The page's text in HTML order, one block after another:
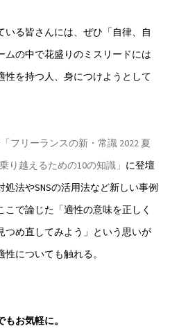
いる皆さんには、ぜひ「自律、自
ムの中で花盛りのミスリードには
性を持つ人、身につけようとして
フリーランスの新・常識 2022 夏
り越えるための10の知識」 に登壇
法やSNSの活用法など新しい事例
で論じた「適性の意味を正しく
つめ直してみよう」という思いが
についても触れる。
お気軽に。